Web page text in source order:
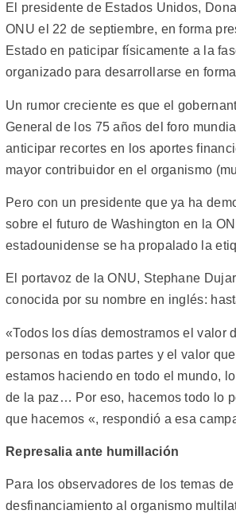
El presidente de Estados Unidos,
ONU el 22 de septiembre, en forma
Estado en paticipar físicamente a la
organizado para desarrollarse en
Un rumor creciente es que el
General de los 75 años del foro
anticipar recortes en los aportes
mayor contribuidor en el organismo
Pero con un presidente que ya ha
sobre el futuro de Washington en la
estadounidense se ha propalado la
El portavoz de la ONU, Stephane
conocida por su nombre en inglés:
«Todos los días demostramos el valor
personas en todas partes y el valor
estamos haciendo en todo el mundo,
de la paz… Por eso, hacemos todo lo
que hacemos «, respondió a esa
Represalia ante humillación
Para los observadores de los temas
desfinanciamiento al organismo